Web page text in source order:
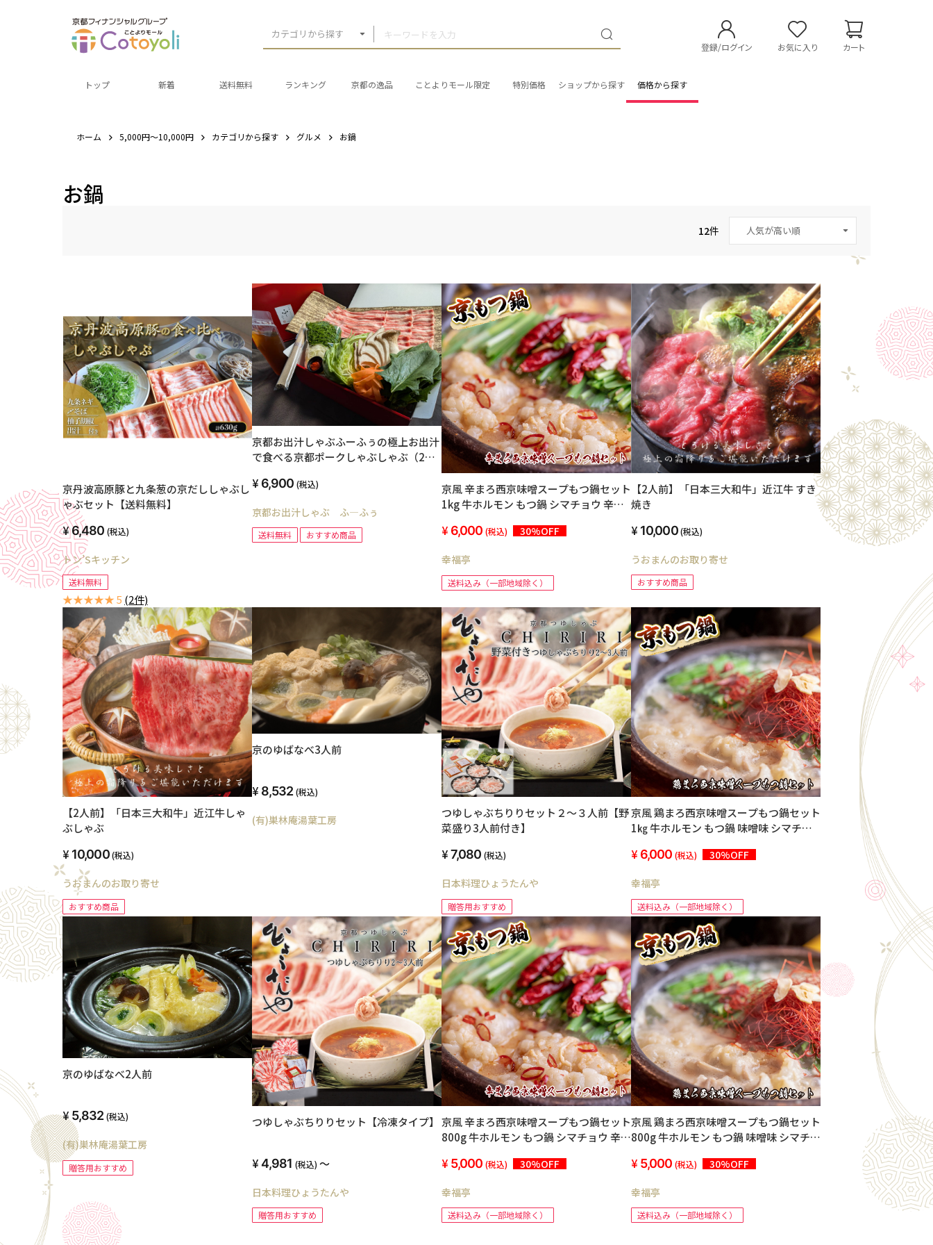
カテゴリから探す
登録/ログイン お気に入り カート
トップ 新着 送料無料 ランキング 京都の逸品 ことよりモール限定 特別価格 ショップから探す 価格から探す
ホーム 5,000円～10,000円 カテゴリから探す グルメ お鍋
お鍋
12件
京丹波高原豚と九条葱の京だししゃぶし
ゃぶセット【送料無料】
6,480 (税込)
トン’Sキッチン
送料無料
★★★★★ 5 (2件)
京都お出汁しゃぶふーふぅの極上お出汁
で食べる京都ポークしゃぶしゃぶ（2〜3
6,900 (税込)
京都お出汁しゃぶ ふ―ふぅ
送料無料 おすすめ商品
京風 辛まろ西京味噌スープもつ鍋セット
1kg 牛ホルモン もつ鍋 シマチョウ 辛い
6,000 (税込) 30%OFF
幸福亭
送料込み（一部地域除く）
【2人前】「日本三大和牛」近江牛 すき
焼き
10,000(税込)
うおまんのお取り寄せ
おすすめ商品
【2人前】「日本三大和牛」近江牛しゃ
ぶしゃぶ
10,000(税込)
うおまんのお取り寄せ
おすすめ商品
京のゆばなべ3人前
8,532 (税込)
(有)巣林庵湯葉工房
つゆしゃぶちりりセット２～３人前【野
菜盛り3人前付き】
7,080 (税込)
日本料理ひょうたんや
贈答用おすすめ
京風 鶏まろ西京味噌スープもつ鍋セット
1㎏ 牛ホルモン もつ鍋 味噌味 シマチョ
6,000 (税込) 30%OFF
幸福亭
送料込み（一部地域除く）
京のゆばなべ2人前
5,832 (税込)
(有)巣林庵湯葉工房
贈答用おすすめ
つゆしゃぶちりりセット【冷凍タイプ】
4,981 (税込) ～
日本料理ひょうたんや
贈答用おすすめ
京風 辛まろ西京味噌スープもつ鍋セット
800g 牛ホルモン もつ鍋 シマチョウ 辛い
5,000 (税込) 30%OFF
幸福亭
送料込み（一部地域除く）
京風 鶏まろ西京味噌スープもつ鍋セット
800g 牛ホルモン もつ鍋 味噌味 シマチョ
5,000 (税込) 30%OFF
幸福亭
送料込み（一部地域除く）